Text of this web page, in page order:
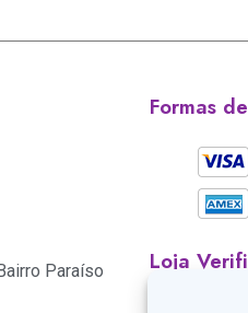
Paraíso
Formas
Loja